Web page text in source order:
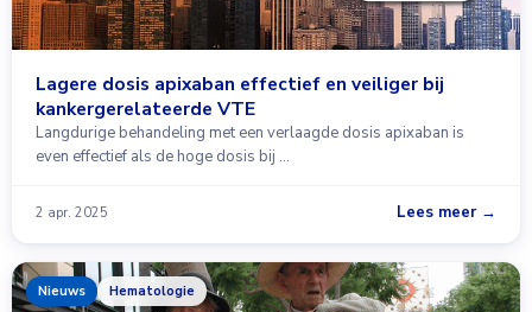
Lagere dosis apixaban effectief en veiliger bij
kankergerelateerde VTE
Langdurige behandeling met een verlaagde dosis apixaban is
even effectief als de hoge dosis bij …
2 apr. 2025 Lees meer →
Nieuws Hematologie